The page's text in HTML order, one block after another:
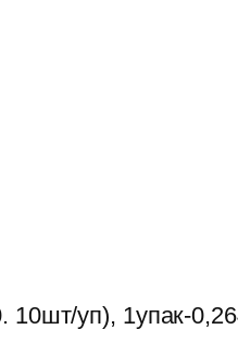
10шт/уп), 1упак-